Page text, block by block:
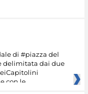
di #piazza del
delimitata dai due
con le